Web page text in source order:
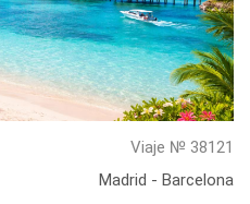
Viaje № 38121
Madrid - Barcelona